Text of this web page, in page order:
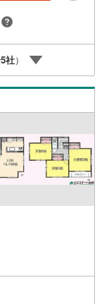
ム購入の資金計
ある建築会社でも
ね。弊社は特殊機
ます。
5社）